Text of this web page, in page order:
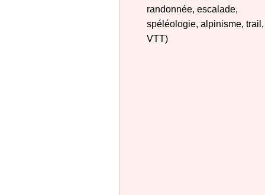
randonnée, escalade,
spéléologie, alpinisme, trail,
VTT)